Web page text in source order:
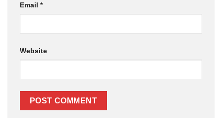
Email *
Website